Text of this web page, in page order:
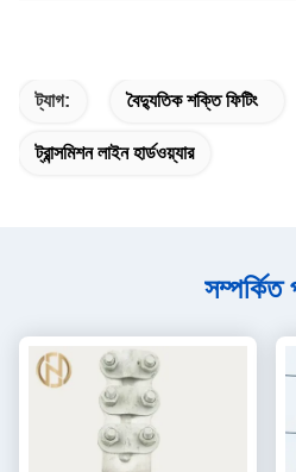
ট্যাগ: বৈদ্যুতিক শক্তি ফিটিং
ট্রান্সমিশন লাইন হার্ডওয়্যার
সম্পর্কিত